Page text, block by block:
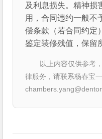
及利息损失。精神损
用，合同违约一般不
偿条款（若合同约定
鉴定装修残值，保留
以上内容仅供参考
律服务，请联系杨春宝